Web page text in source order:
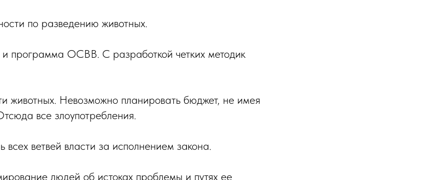
по разведению животных.
и программа ОСВВ. С разработкой четких методик
животных. Невозможно планировать бюджет, не имея
все злоупотребления.
всех ветвей власти за исполнением закона.
людей об истоках проблемы и путях ее